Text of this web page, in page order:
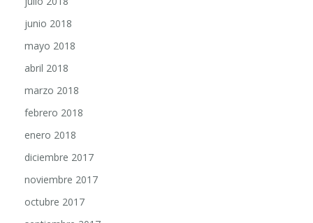
junio 2018
mayo 2018
abril 2018
marzo 2018
febrero 2018
enero 2018
diciembre 2017
noviembre 2017
octubre 2017
septiembre 2017